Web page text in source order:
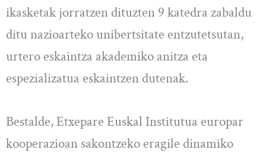
ikasketak jorratzen dituzten 9 katedra zabaldu
ditu nazioarteko unibertsitate entzutetsutan,
urtero eskaintza akademiko anitza eta
espezializatua eskaintzen dutenak.
Bestalde, Etxepare Euskal Institutua europar
kooperazioan sakontzeko eragile dinamiko